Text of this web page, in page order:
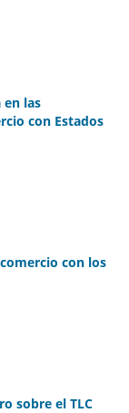
en las
con Estados
con los
sobre el TLC